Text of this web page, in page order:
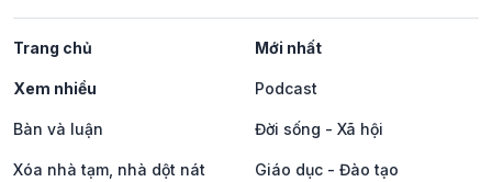
Trang chủ Mới nhất
Xem nhiều Podcast
Bàn và luận Đời sống - Xã hội
Xóa nhà tạm, nhà dột nát Giáo dục - Đào tạo